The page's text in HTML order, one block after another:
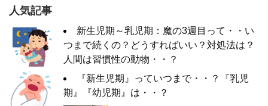
人気記事
新生児期～乳児期：魔の3週目って・・い
つまで続くの？どうすればいい？対処法は？
人間は習慣性の動物・・？
『新生児期』っていつまで・・？『乳児
期』『幼児期』は・・？